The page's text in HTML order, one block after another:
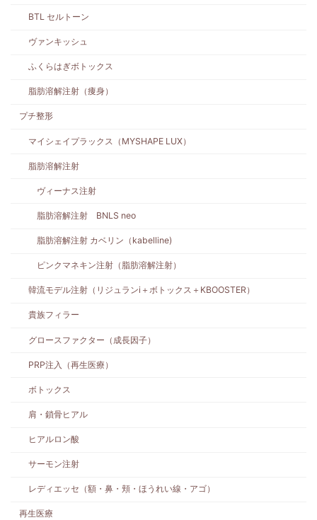
BTL セルトーン
ヴァンキッシュ
ふくらはぎボトックス
脂肪溶解注射（痩身）
プチ整形
マイシェイプラックス（MYSHAPE LUX）
脂肪溶解注射
ヴィーナス注射
脂肪溶解注射 BNLS neo
脂肪溶解注射 カベリン（kabelline)
ピンクマネキン注射（脂肪溶解注射）
韓流モデル注射（リジュランi＋ボトックス＋KBOOSTER）
貴族フィラー
グロースファクター（成長因子）
PRP注入（再生医療）
ボトックス
肩・鎖骨ヒアル
ヒアルロン酸
サーモン注射
レディエッセ（額・鼻・頬・ほうれい線・アゴ）
再生医療